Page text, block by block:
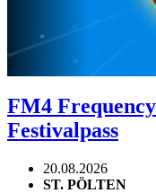
FM4
Festivalpass
20.08.2026
ST. PÖLTEN